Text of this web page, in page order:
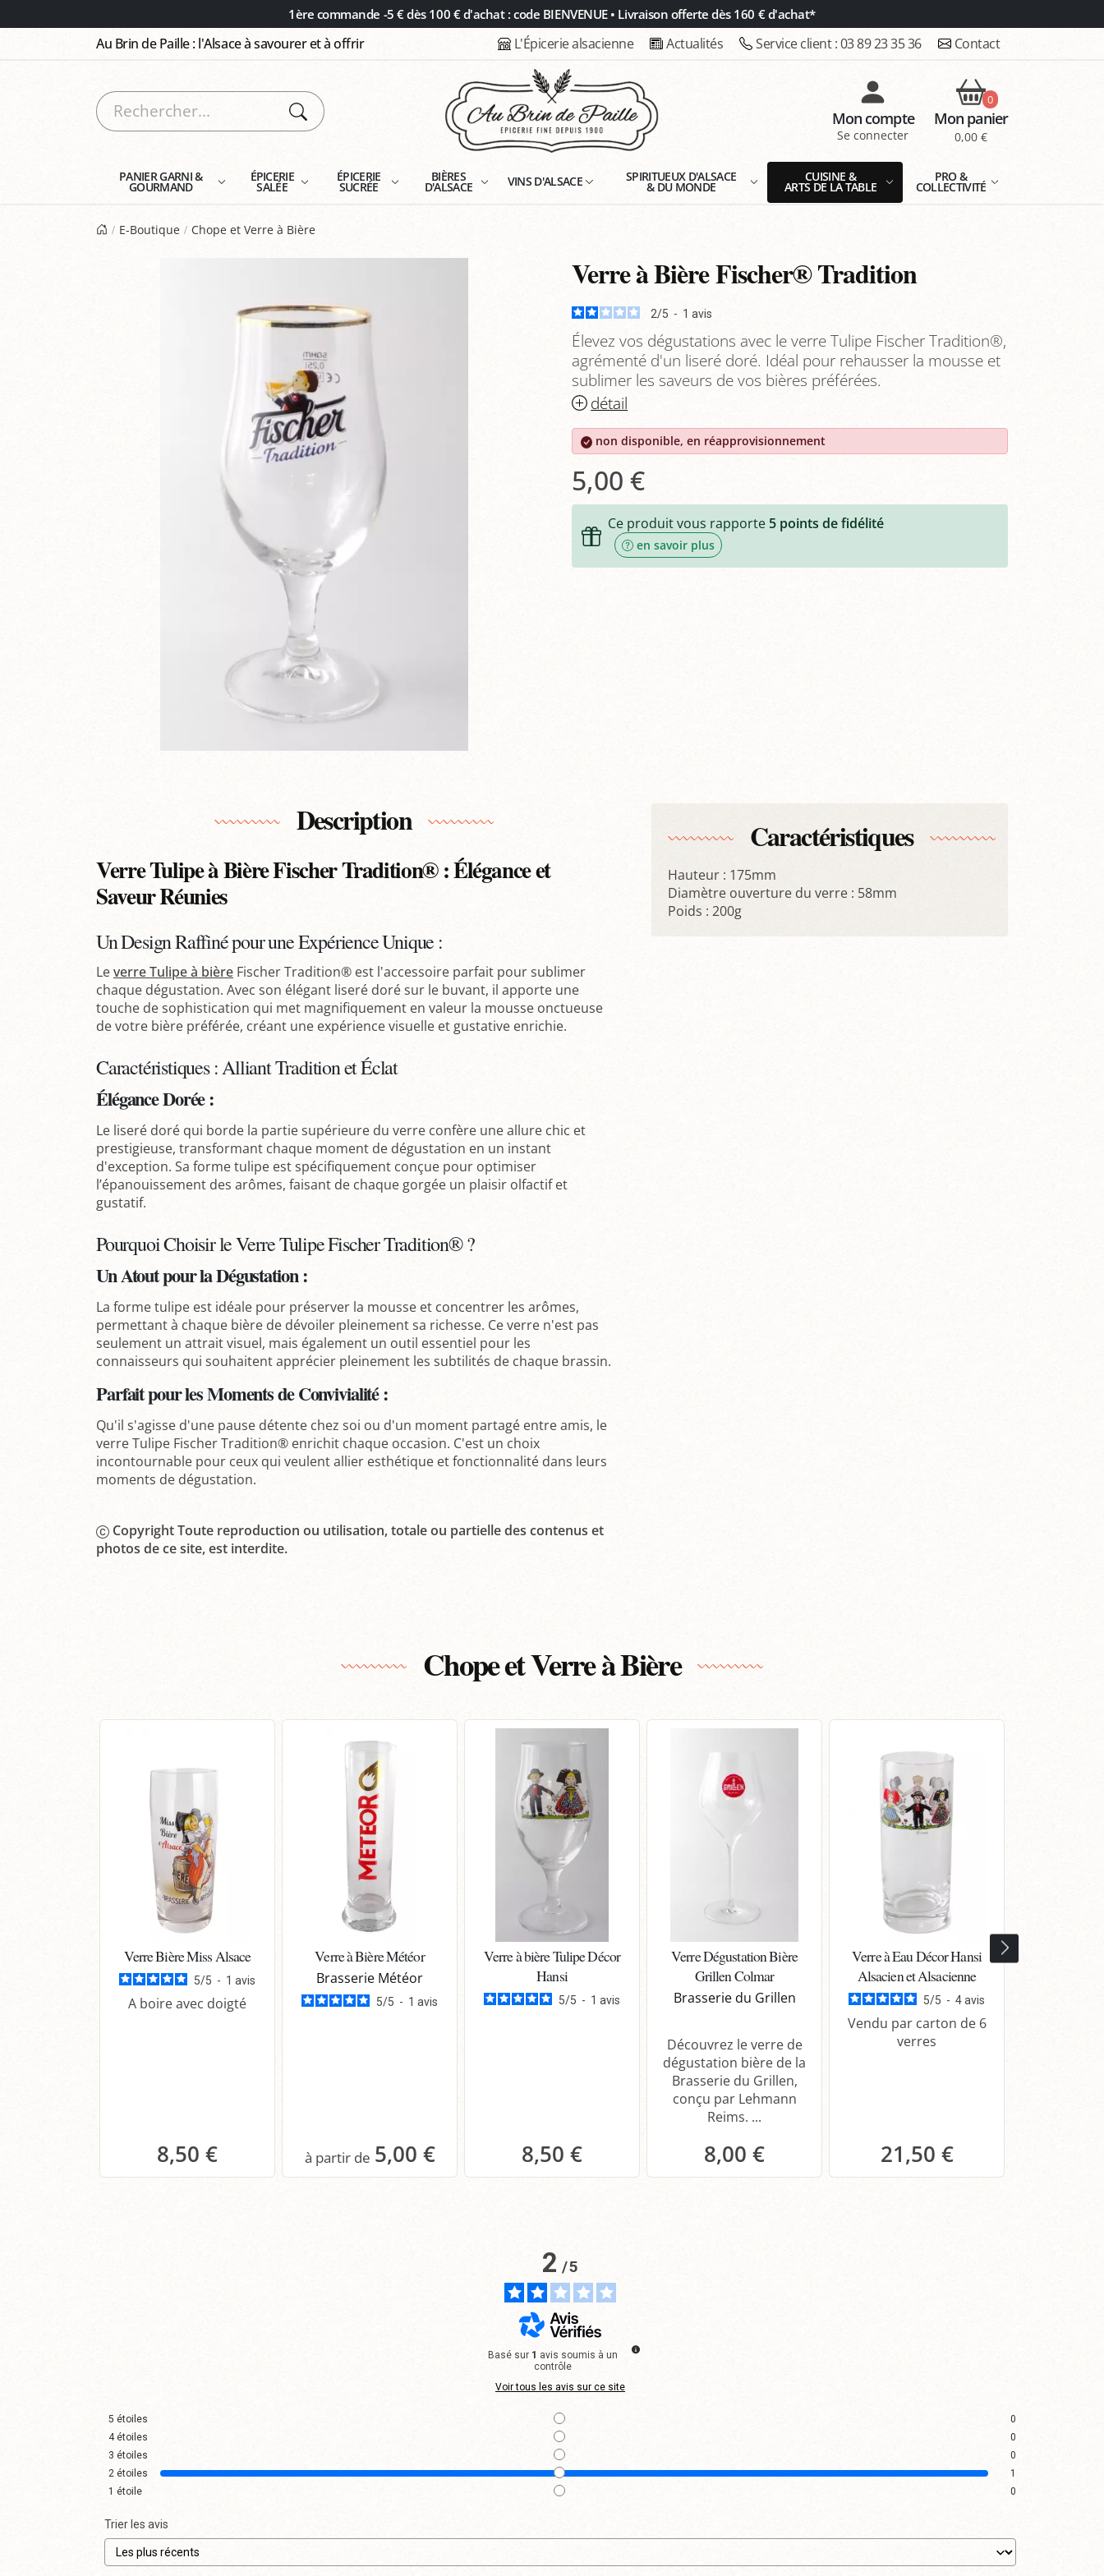
1ère commande -5 € dès 100 € d'achat : code BIENVENUE • Livraison offerte dès 160 € d'achat*
Au Brin de Paille : l'Alsace à savourer et à offrir L'Épicerie alsacienne Actualités Service client :03 89 23 35 36 Contact
Mon compte
Se connecter
0
Mon panier
0,00 €
PANIER GARNI &
GOURMAND
ÉPICERIE
SALÉE
ÉPICERIE
SUCRÉE
BIÈRES
D'ALSACE VINS D'ALSACE SPIRITUEUX D'ALSACE
& DU MONDE
CUISINE &
ARTS DE LA TABLE
PRO &
COLLECTIVITÉ
E-Boutique Chope et Verre à Bière
Verre à Bière Fischer® Tradition
2/5 - 1 avis
Élevez vos dégustations avec le verre Tulipe Fischer Tradition®,
agrémenté d'un liseré doré. Idéal pour rehausser la mousse et
sublimer les saveurs de vos bières préférées.
détail
non disponible, en réapprovisionnement
5,00 €
Ce produit vous rapporte 5points de fidélité
en savoir plus
Description
Verre Tulipe à Bière Fischer Tradition® : Élégance et
Saveur Réunies
Un Design Raffiné pour une Expérience Unique :
Leverre Tulipe à bière Fischer Tradition® est l'accessoire parfait pour sublimer
chaque dégustation. Avec son élégant liseré doré sur le buvant, il apporte une
touche de sophistication qui met magnifiquement en valeur la mousse onctueuse
de votre bière préférée, créant une expérience visuelle et gustative enrichie.
Caractéristiques : Alliant Tradition et Éclat
Élégance Dorée :
Le liseré doré qui borde la partie supérieure du verre confère une allure chic et
prestigieuse, transformant chaque moment de dégustation en un instant
d'exception. Sa forme tulipe est spécifiquement conçue pour optimiser
l’épanouissement des arômes, faisant de chaque gorgée un plaisir olfactif et
gustatif.
Pourquoi Choisir le Verre Tulipe Fischer Tradition® ?
Un Atout pour la Dégustation :
La forme tulipe est idéale pour préserver la mousse et concentrer les arômes,
permettant à chaque bière de dévoiler pleinement sa richesse. Ce verre n'est pas
seulement un attrait visuel, mais également un outil essentiel pour les
connaisseurs qui souhaitent apprécier pleinement les subtilités de chaque brassin.
Parfait pour les Moments de Convivialité :
Qu'il s'agisse d'une pause détente chez soi ou d'un moment partagé entre amis, le
verre Tulipe Fischer Tradition® enrichit chaque occasion. C'est un choix
incontournable pour ceux qui veulent allier esthétique et fonctionnalité dans leurs
moments de dégustation.
Copyright Toute reproduction ou utilisation, totale ou partielle des contenus et
photos de ce site, est interdite.
Caractéristiques
Hauteur : 175mm
Diamètre ouverture du verre : 58mm
Poids : 200g
Chope et Verre à Bière
Verre Bière Miss Alsace
5/5 - 1 avis
A boire avec doigté
8,50 €
Verre à Bière Météor
Brasserie Météor
5/5 - 1 avis
5,00 €
Verre à bière Tulipe Décor
Hansi
5/5 - 1 avis
8,50 €
Verre Dégustation Bière
Grillen Colmar
Brasserie du Grillen
Découvrez le verre de
dégustation bière de la
Brasserie du Grillen,
conçu par Lehmann
Reims. ...
8,00 €
Verre à Eau Décor Hansi
Alsacien et Alsacienne
5/5 - 4avis
Vendu par carton de 6
verres
21,50 €
2/5
Basé sur 1 avis soumis à un
contrôle
Voir tous les avis sur ce site
5 étoiles
0
4étoiles
0
3 étoiles
0
2 étoiles
1
1 étoile 0
Trier les avis